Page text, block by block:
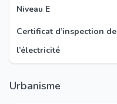
Niveau E
Certificat d’inspection de
l’électricité
Urbanisme